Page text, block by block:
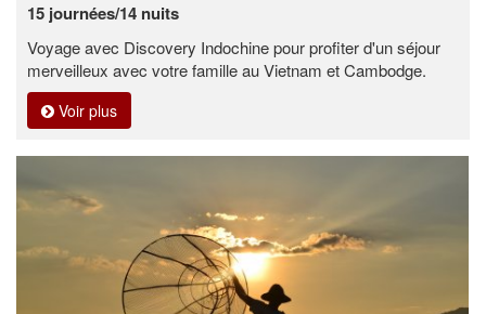
15 journées/14 nuits
Voyage avec Discovery Indochine pour profiter d'un séjour
merveilleux avec votre famille au Vietnam et Cambodge.
Voir plus